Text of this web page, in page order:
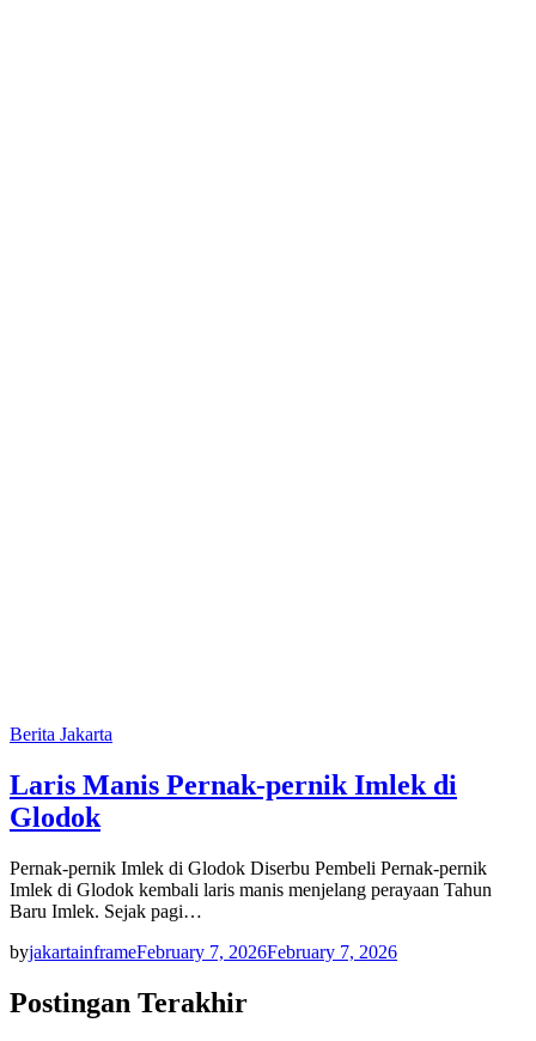
Berita Jakarta
Laris Manis Pernak-pernik Imlek di
Glodok
Pernak-pernik Imlek di Glodok Diserbu Pembeli Pernak-pernik
Imlek di Glodok kembali laris manis menjelang perayaan Tahun
Baru Imlek. Sejak pagi…
byjakartainframeFebruary 7, 2026February 7, 2026
Postingan Terakhir